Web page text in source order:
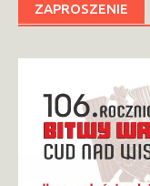
ZAPROSZENIE